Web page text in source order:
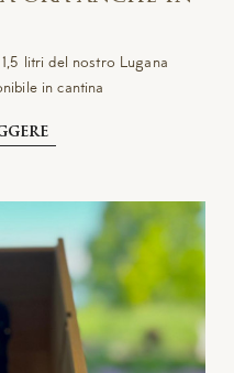
litri del nostro Lugana
in cantina